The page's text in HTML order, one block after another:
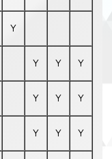
Y
Y Y Y
Y Y Y
Y Y Y